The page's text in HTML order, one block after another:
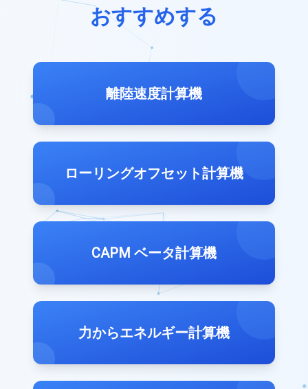
おすすめする
離陸速度計算機
ローリングオフセット計算機
CAPM ベータ計算機
力からエネルギー計算機